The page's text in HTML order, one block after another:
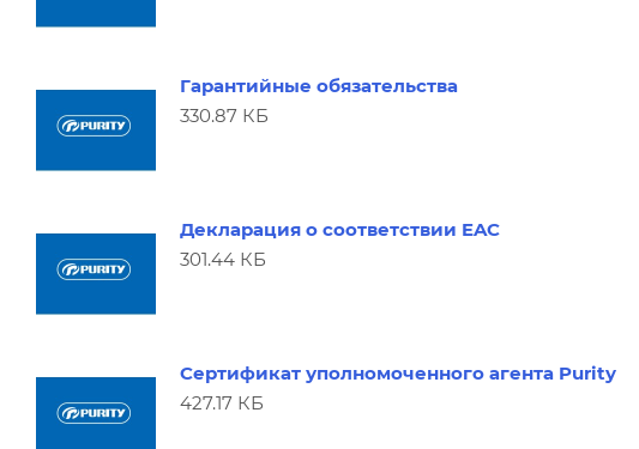
Гарантийные обязательства
330.87 КБ
Декларация о соответствии EAC
301.44 КБ
Сертификат уполномоченного агента Purity
427.17 КБ